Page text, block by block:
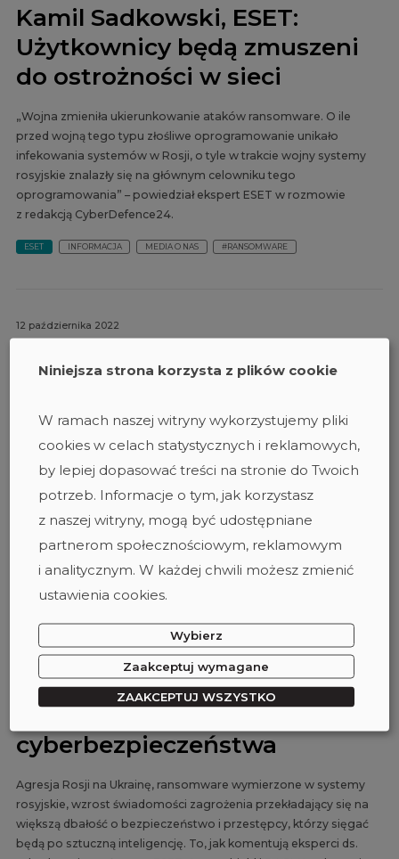
Kamil Sadkowski, ESET:
Użytkownicy będą zmuszeni
do ostrożności w sieci
„Wojna zmieniła ukierunkowanie ataków ransomware. O ile
przed wojną tego typu złośliwe oprogramowanie unikało
infekowania systemów w Rosji, o tyle w trakcie wojny systemy
rosyjskie znalazły się na głównym celowniku tego
oprogramowania” – powiedział ekspert ESET w rozmowie
z redakcją CyberDefence24.
ESET INFORMACJA MEDIA O NAS #RANSOMWARE
12 października 2022
Zastanów się, zanim
klikniesz!
Październik jest miesiącem świadomości nt.
cyberbezpieczeństwa. Agencja Unii Europejskiej ds.
cyberbezpieczeństwa (ENISA) we współpracy z państwami
podniesienie poziomu świadomości dotyczącej zagrożeń
w cyberprzestrzeni. W Polsce już od 10 lat kampanię
koordynuje NASK – Państwowy Instytut Badawczy.
#PHISHING #RANSOMWARE SZKOLENIA IT WYDARZENIE
04 sierpnia 2022
Pierwsze półrocze 2022
w opinii ekspertów
cyberbezpieczeństwa
Agresja Rosji na Ukrainę, ransomware wymierzone w systemy
rosyjskie, wzrost świadomości zagrożenia przekładający się na
większą dbałość o bezpieczeństwo i przestępcy, którzy sięgać
będą po sztuczną inteligencję. To, jak komentują eksperci ds.
Niniejsza strona korzysta z plików cookie
W ramach naszej witryny wykorzystujemy pliki
cookies w celach statystycznych i reklamowych,
by lepiej dopasować treści na stronie do Twoich
potrzeb. Informacje o tym, jak korzystasz
z naszej witryny, mogą być udostępniane
partnerom społecznościowym, reklamowym
i analitycznym. W każdej chwili możesz zmienić
ustawienia cookies.
Wybierz
Zaakceptuj wymagane
ZAAKCEPTUJ WSZYSTKO